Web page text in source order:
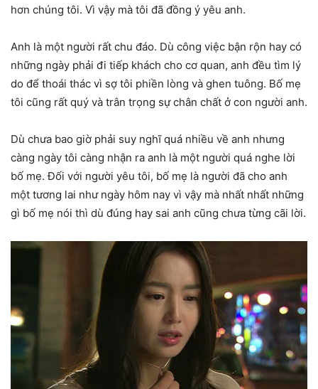
hơn chúng tôi. Vì vậy mà tôi đã đồng ý yêu anh.
Anh là một người rất chu đáo. Dù công việc bận rộn hay có
những ngày phải đi tiếp khách cho cơ quan, anh đều tìm lý
do để thoái thác vì sợ tôi phiền lòng và ghen tuông. Bố mẹ
tôi cũng rất quý và trân trọng sự chân chất ở con người anh.
Dù chưa bao giờ phải suy nghĩ quá nhiều về anh nhưng
càng ngày tôi càng nhận ra anh là một người quá nghe lời
bố mẹ. Đối với người yêu tôi, bố mẹ là người đã cho anh
một tương lai như ngày hôm nay vì vậy mà nhất nhất những
gì bố mẹ nói thì dù đúng hay sai anh cũng chưa từng cãi lời.